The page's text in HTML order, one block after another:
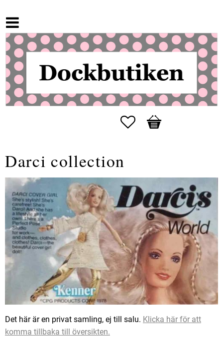
Favoriter
Kundvagn
Darci collection
Det här är en privat samling, ej till salu. Klicka här för att
komma tillbaka till översikten.